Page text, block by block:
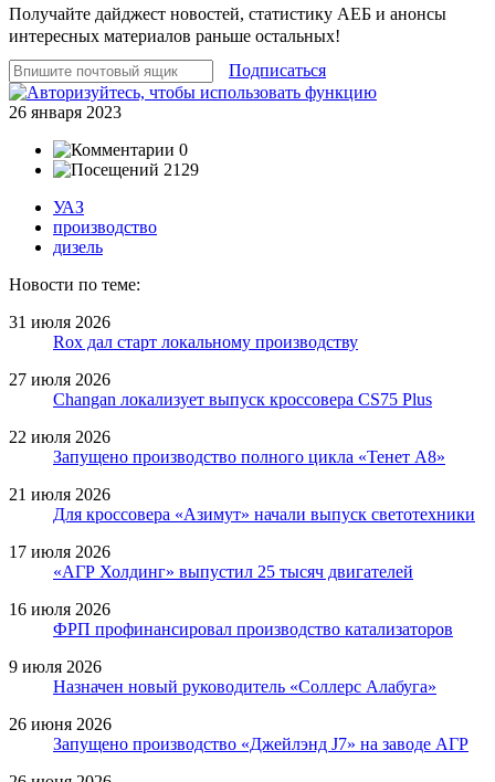
Получайте дайджест новостей, статистику АЕБ и анонсы
интересных материалов раньше остальных!
Подписаться
26 января 2023
0
2129
УАЗ
производство
дизель
Новости по теме:
31 июля 2026
Rox дал старт локальному производству
27 июля 2026
Changan локализует выпуск кроссовера CS75 Plus
22 июля 2026
Запущено производство полного цикла «Тенет A8»
21 июля 2026
Для кроссовера «Азимут» начали выпуск светотехники
17 июля 2026
«АГР Холдинг» выпустил 25 тысяч двигателей
16 июля 2026
ФРП профинансировал производство катализаторов
9 июля 2026
Назначен новый руководитель «Соллерс Алабуга»
26 июня 2026
Запущено производство «Джейлэнд J7» на заводе АГР